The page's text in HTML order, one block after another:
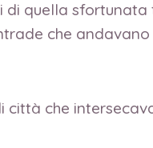
di quella
che
città che